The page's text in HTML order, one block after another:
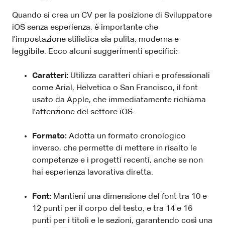
Quando si crea un CV per la posizione di Sviluppatore
iOS senza esperienza, è importante che
l'impostazione stilistica sia pulita, moderna e
leggibile. Ecco alcuni suggerimenti specifici:
Caratteri: Utilizza caratteri chiari e professionali
come Arial, Helvetica o San Francisco, il font
usato da Apple, che immediatamente richiama
l'attenzione del settore iOS.
Formato: Adotta un formato cronologico
inverso, che permette di mettere in risalto le
competenze e i progetti recenti, anche se non
hai esperienza lavorativa diretta.
Font: Mantieni una dimensione del font tra 10 e
12 punti per il corpo del testo, e tra 14 e 16
punti per i titoli e le sezioni, garantendo così una